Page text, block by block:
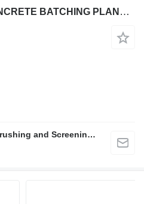
FABO SKIP SYSTEM CONCRETE BATCHING PLANT | 120m3/h Capacity
FABO Mobile & Stationary Crushing and Screening Plants | Concrete Batching Plants Manufacturer